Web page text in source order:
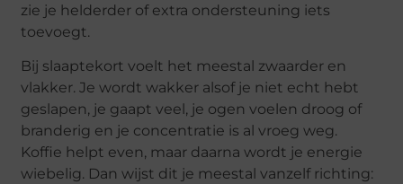
zie je helderder of extra ondersteuning iets
toevoegt.
Bij slaaptekort voelt het meestal zwaarder en
vlakker. Je wordt wakker alsof je niet echt hebt
geslapen, je gaapt veel, je ogen voelen droog of
branderig en je concentratie is al vroeg weg.
Koffie helpt even, maar daarna wordt je energie
wiebelig. Dan wijst dit je meestal vanzelf richting: